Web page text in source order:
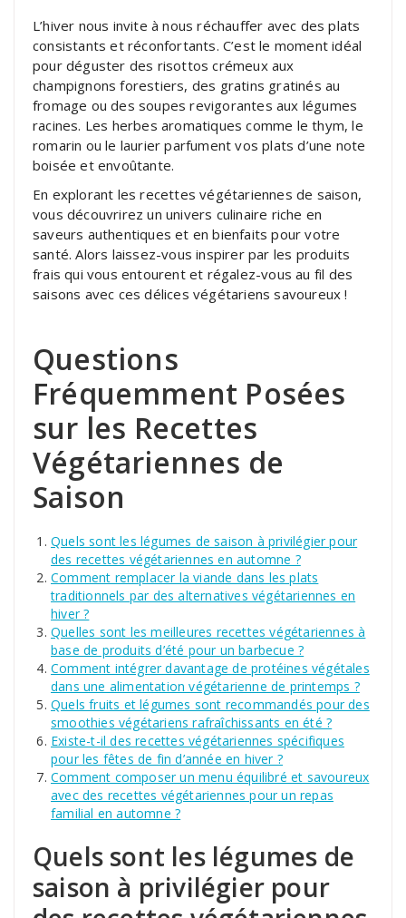
L’hiver nous invite à nous réchauffer avec des plats
consistants et réconfortants. C’est le moment idéal
pour déguster des risottos crémeux aux
champignons forestiers, des gratins gratinés au
fromage ou des soupes revigorantes aux légumes
racines. Les herbes aromatiques comme le thym, le
romarin ou le laurier parfument vos plats d’une note
boisée et envoûtante.
En explorant les recettes végétariennes de saison,
vous découvrirez un univers culinaire riche en
saveurs authentiques et en bienfaits pour votre
santé. Alors laissez-vous inspirer par les produits
frais qui vous entourent et régalez-vous au fil des
saisons avec ces délices végétariens savoureux !
Questions
Fréquemment Posées
sur les Recettes
Végétariennes de
Saison
Quels sont les légumes de saison à privilégier pour
des recettes végétariennes en automne ?
Comment remplacer la viande dans les plats
traditionnels par des alternatives végétariennes en
hiver ?
Quelles sont les meilleures recettes végétariennes à
base de produits d’été pour un barbecue ?
Comment intégrer davantage de protéines végétales
dans une alimentation végétarienne de printemps ?
Quels fruits et légumes sont recommandés pour des
smoothies végétariens rafraîchissants en été ?
Existe-t-il des recettes végétariennes spécifiques
pour les fêtes de fin d’année en hiver ?
Comment composer un menu équilibré et savoureux
avec des recettes végétariennes pour un repas
familial en automne ?
Quels sont les légumes de
saison à privilégier pour